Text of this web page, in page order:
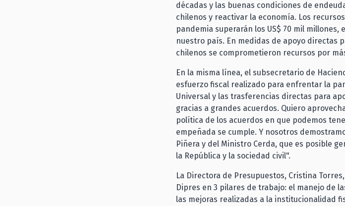
décadas y las buenas condiciones de
chilenos y reactivar la economía. Los
pandemia superarán los US$ 70 mil millones,
nuestro país. En medidas de apoyo directas
chilenos se comprometieron recursos por
En la misma línea, el subsecretario de
esfuerzo fiscal realizado para enfrentar la
Universal y las trasferencias directas para
gracias a grandes acuerdos. Quiero
política de los acuerdos en que podemos
empeñada se cumple. Y nosotros
Piñera y del Ministro Cerda, que es posible
la República y la sociedad civil".
La Directora de Presupuestos, Cristina
Dipres en 3 pilares de trabajo: el manejo de
las mejoras realizadas a la institucionalidad